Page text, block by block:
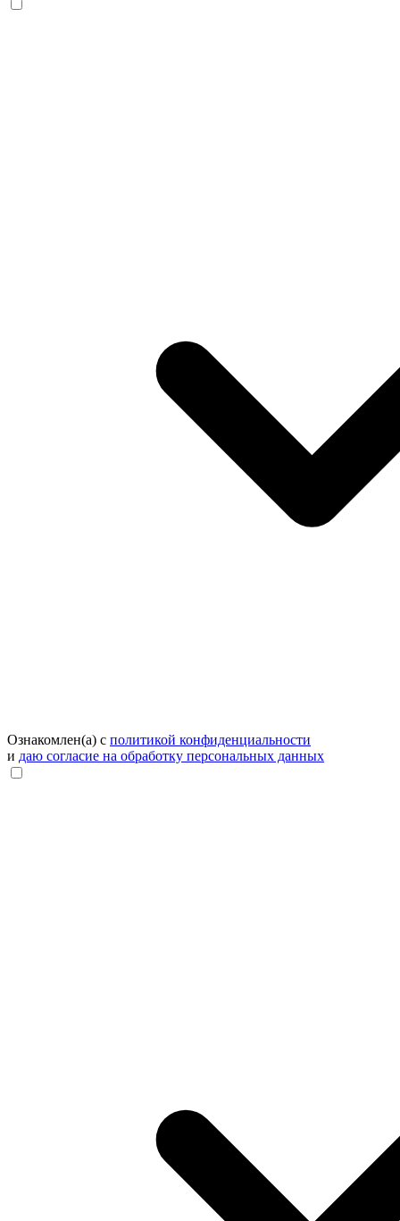
Ознакомлен(а) с политикой конфиденциальности
и даю согласие на обработку персональных данных